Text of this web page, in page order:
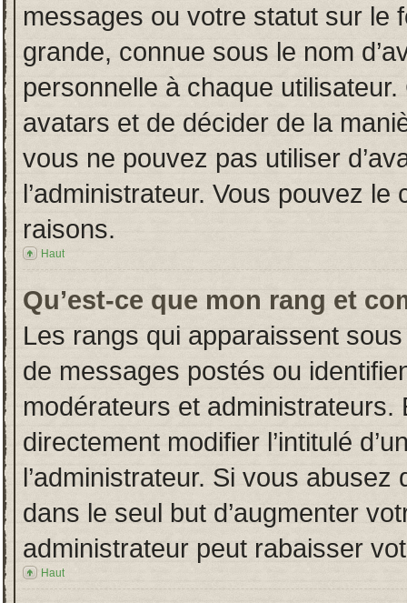
messages ou votre statut sur le
grande, connue sous le nom
personnelle à chaque utilisateur.
avatars et de décider de la
vous ne pouvez pas utiliser
l’administrateur. Vous pouvez
raisons.
Haut
Qu’est-ce que mon rang et
Les rangs qui apparaissent
de messages postés ou
modérateurs et
directement modifier l’intitulé
l’administrateur. Si vous
dans le seul but d’augmenter
administrateur peut rabaisser
Haut